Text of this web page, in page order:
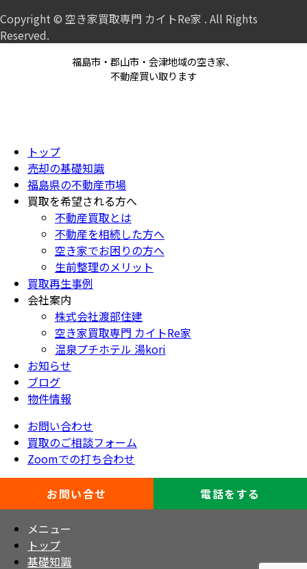
Copyright © 空き家買取専門 カイトRe家 . All Rights
Reserved.
福島市・郡山市・会津地域の空き家、
不動産買い取ります
トップ
売却の基礎知識
福島県の不動産市場
買取を希望される方へ
不動産買取とは
不動産を相続した方へ
空き家でお困りの方へ
生前整理のメリット
買取再生事例
会社案内
株式会社渡部住建
空き家買取専門 カイトRe家
温泉プチホテル 湯kori
お知らせ
ブログ
物件情報
お問い合わせ
買取のご相談フォーム
Zoomでの打ち合わせ
お問い合せ 電話をする
メニュー
トップ
基礎知識